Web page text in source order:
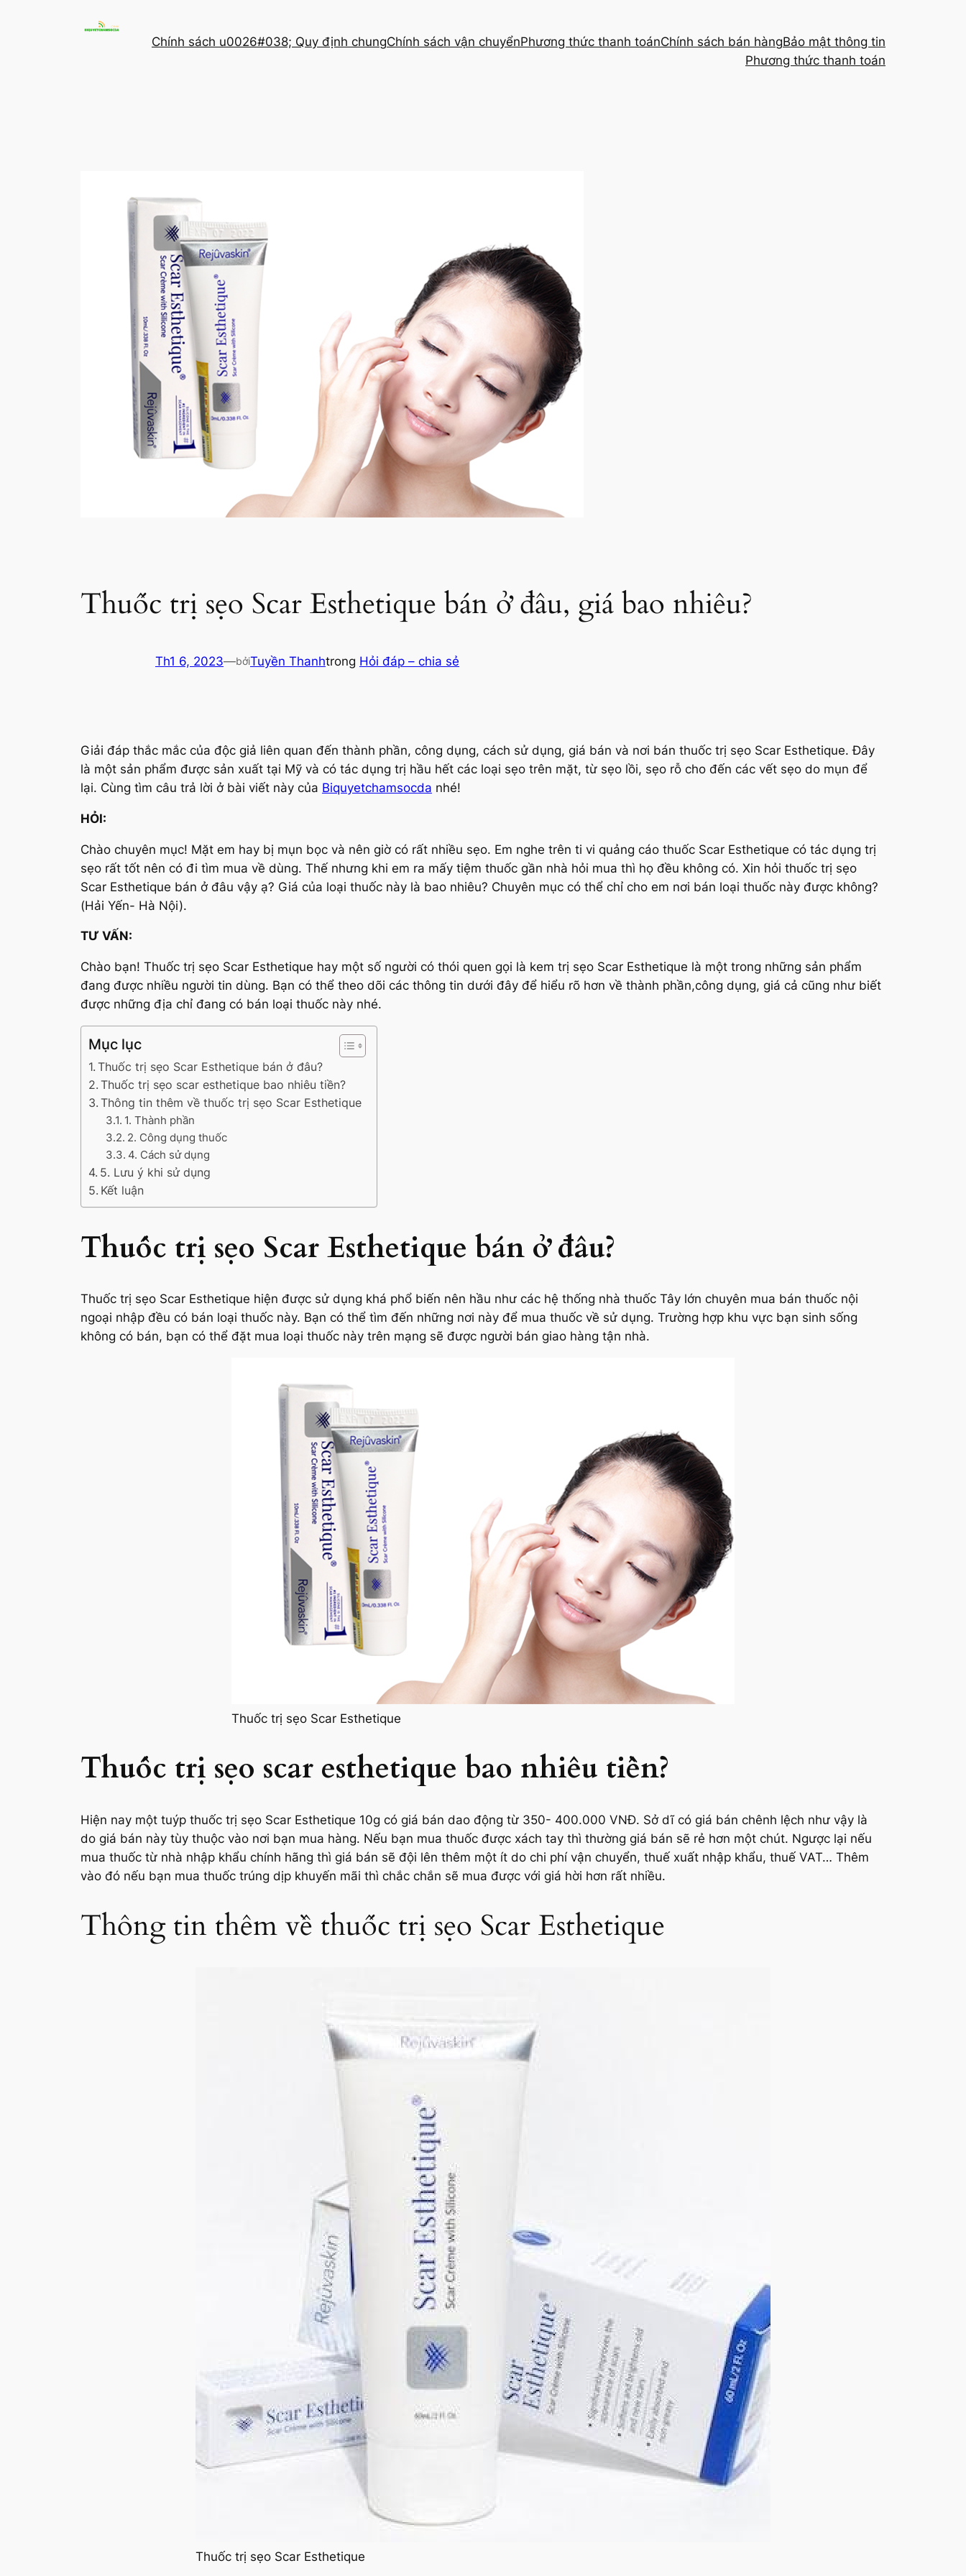
Chính sách u0026#038; Quy định chungChính sách vận chuyểnPhương thức thanh toánChính sách bán hàngBảo mật thông tin
Phương thức thanh toán
Thuốc trị sẹo Scar Esthetique bán ở đâu, giá bao nhiêu?
Th1 6, 2023—bởiTuyền Thanhtrong Hỏi đáp – chia sẻ
Giải đáp thắc mắc của độc giả liên quan đến thành phần, công dụng, cách sử dụng, giá bán và nơi bán thuốc trị sẹo Scar Esthetique. Đây
là một sản phẩm được sản xuất tại Mỹ và có tác dụng trị hầu hết các loại sẹo trên mặt, từ sẹo lồi, sẹo rỗ cho đến các vết sẹo do mụn để
lại. Cùng tìm câu trả lời ở bài viết này của Biquyetchamsocda nhé!
HỎI:
Chào chuyên mục! Mặt em hay bị mụn bọc và nên giờ có rất nhiều sẹo. Em nghe trên ti vi quảng cáo thuốc Scar Esthetique có tác dụng trị
sẹo rất tốt nên có đi tìm mua về dùng. Thế nhưng khi em ra mấy tiệm thuốc gần nhà hỏi mua thì họ đều không có. Xin hỏi thuốc trị sẹo
Scar Esthetique bán ở đâu vậy ạ? Giá của loại thuốc này là bao nhiêu? Chuyên mục có thể chỉ cho em nơi bán loại thuốc này được không?
(Hải Yến- Hà Nội).
TƯ VẤN:
Chào bạn! Thuốc trị sẹo Scar Esthetique hay một số người có thói quen gọi là kem trị sẹo Scar Esthetique là một trong những sản phẩm
đang được nhiều người tin dùng. Bạn có thể theo dõi các thông tin dưới đây để hiểu rõ hơn về thành phần,công dụng, giá cả cũng như biết
được những địa chỉ đang có bán loại thuốc này nhé.
Mục lục
Thuốc trị sẹo Scar Esthetique bán ở đâu?
Thuốc trị sẹo scar esthetique bao nhiêu tiền?
Thông tin thêm về thuốc trị sẹo Scar Esthetique
1. Thành phần
2. Công dụng thuốc
4. Cách sử dụng
5. Lưu ý khi sử dụng
Kết luận
Thuốc trị sẹo Scar Esthetique bán ở đâu?
Thuốc trị sẹo Scar Esthetique hiện được sử dụng khá phổ biến nên hầu như các hệ thống nhà thuốc Tây lớn chuyên mua bán thuốc nội
ngoại nhập đều có bán loại thuốc này. Bạn có thể tìm đến những nơi này để mua thuốc về sử dụng. Trường hợp khu vực bạn sinh sống
không có bán, bạn có thể đặt mua loại thuốc này trên mạng sẽ được người bán giao hàng tận nhà.
Thuốc trị sẹo Scar Esthetique
Thuốc trị sẹo scar esthetique bao nhiêu tiền?
Hiện nay một tuýp thuốc trị sẹo Scar Esthetique 10g có giá bán dao động từ 350- 400.000 VNĐ. Sở dĩ có giá bán chênh lệch như vậy là
do giá bán này tùy thuộc vào nơi bạn mua hàng. Nếu bạn mua thuốc được xách tay thì thường giá bán sẽ rẻ hơn một chút. Ngược lại nếu
mua thuốc từ nhà nhập khẩu chính hãng thì giá bán sẽ đội lên thêm một ít do chi phí vận chuyển, thuế xuất nhập khẩu, thuế VAT… Thêm
vào đó nếu bạn mua thuốc trúng dịp khuyến mãi thì chắc chắn sẽ mua được với giá hời hơn rất nhiều.
Thông tin thêm về thuốc trị sẹo Scar Esthetique
Thuốc trị sẹo Scar Esthetique